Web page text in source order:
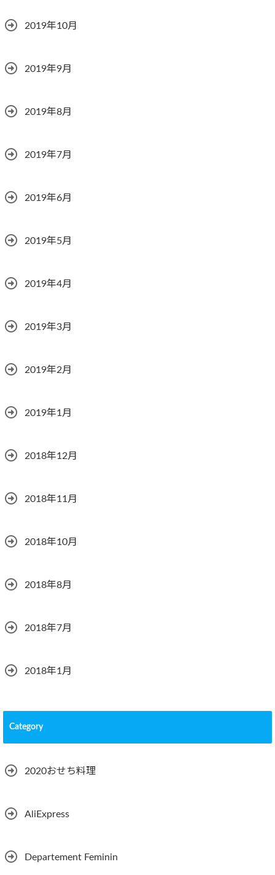
2019年10月
2019年9月
2019年8月
2019年7月
2019年6月
2019年5月
2019年4月
2019年3月
2019年2月
2019年1月
2018年12月
2018年11月
2018年10月
2018年8月
2018年7月
2018年1月
Category
2020おせち料理
AliExpress
Departement Feminin